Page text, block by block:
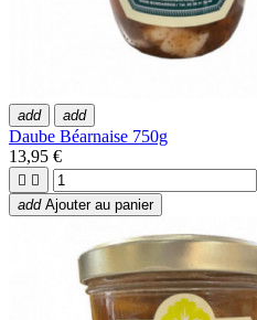
add add
Daube Béarnaise 750g
13,95 €
 
add Ajouter au panier